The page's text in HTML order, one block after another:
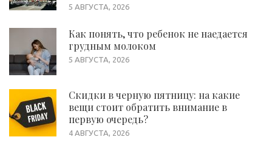
5 АВГУСТА, 2026
Как понять, что ребенок не наедается
грудным молоком
5 АВГУСТА, 2026
Скидки в черную пятницу: на какие
вещи стоит обратить внимание в
первую очередь?
4 АВГУСТА, 2026